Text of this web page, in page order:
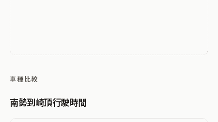
車種比較
南勢到崎頂行駛時間